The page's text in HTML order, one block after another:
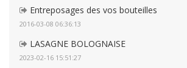
Entreposages des vos bouteilles
2016-03-08 06:36:13
LASAGNE BOLOGNAISE
2023-02-16 15:51:27